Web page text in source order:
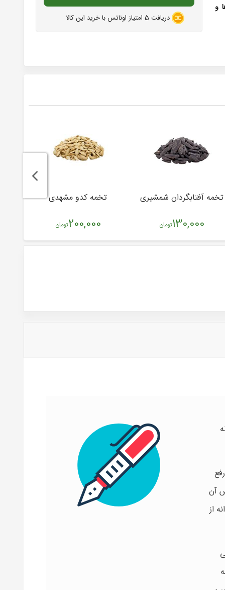
و
دریافت 5 امتیاز اوناتس با خرید این کالا
تخمه آفتابگردان شمشیری
130,000تومان
تخمه کدو مشهدی
200,000تومان
آن
از